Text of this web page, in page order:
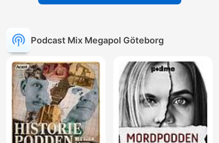
Podcast Mix Megapol Göteborg